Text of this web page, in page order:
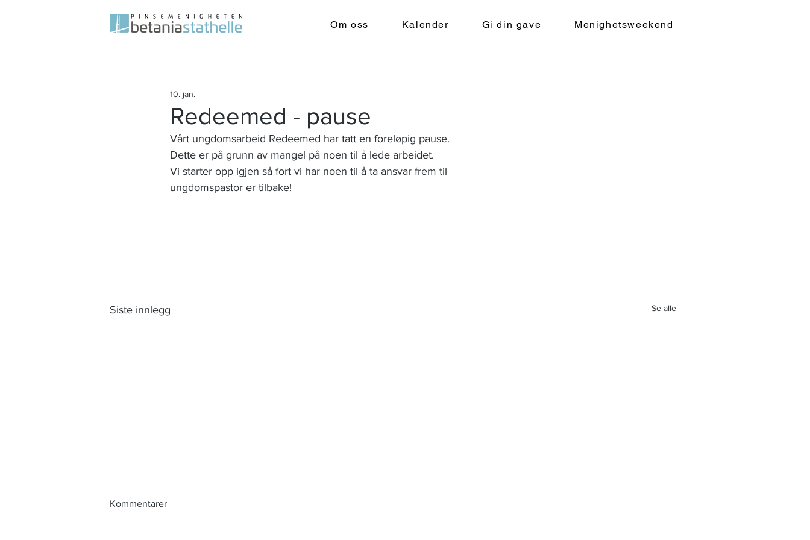
Om oss Kalender Gi din gave Menighetsweekend
Redeemed - pause
10. jan.
Vårt ungdomsarbeid Redeemed har tatt en foreløpig pause.
Dette er på grunn av mangel på noen til å lede arbeidet.
Vi starter opp igjen så fort vi har noen til å ta ansvar frem til
ungdomspastor er tilbake!
Siste innlegg Se alle
Kommentarer